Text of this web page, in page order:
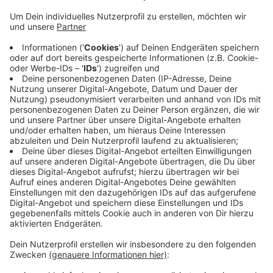
Anzeige
Online setzt sich durch
Anzeige
Das System hat sich so gut bewährt, dass die Stadt
auch in Zukunft daran festhält. Bürger können einen
Termin ganz einfach online reservieren. Lange
Wartezeiten entfallen.Termine könnt ihr hier machen.
Anzeige